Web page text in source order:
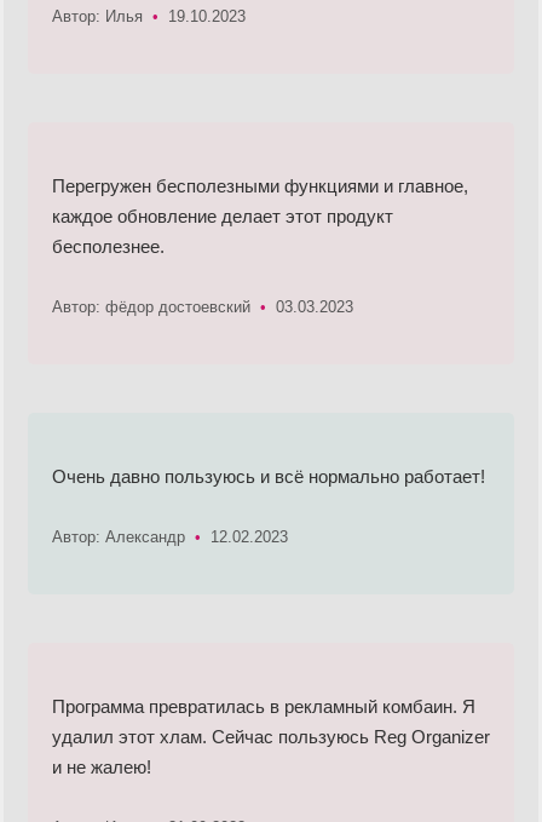
Автор: Илья • 19.10.2023
Перегружен бесполезными функциями и главное,
каждое обновление делает этот продукт
бесполезнее.
Автор: фёдор достоевский • 03.03.2023
Очень давно пользуюсь и всё нормально работает!
Автор: Александр • 12.02.2023
Программа превратилась в рекламный комбаин. Я
удалил этот хлам. Сейчас пользуюсь Reg Organizer
и не жалею!